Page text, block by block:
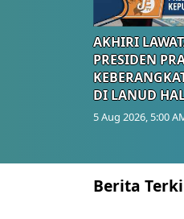
AKHIRI
PRESIDEN
DI LANUD
5 Aug 2026, 5:00
Berita